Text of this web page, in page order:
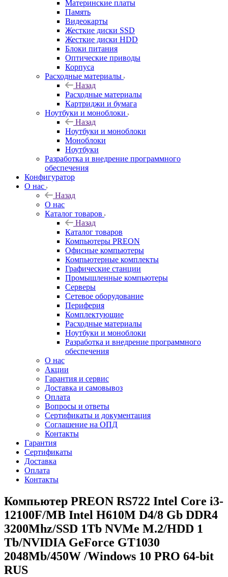
Материнские платы
Память
Видеокарты
Жесткие диски SSD
Жесткие диски HDD
Блоки питания
Оптические приводы
Корпуса
Расходные материалы
Назад
Расходные материалы
Картриджи и бумага
Ноутбуки и моноблоки
Назад
Ноутбуки и моноблоки
Моноблоки
Ноутбуки
Разработка и внедрение программного
обеспечения
Конфигуратор
О нас
Назад
О нас
Каталог товаров
Назад
Каталог товаров
Компьютеры PREON
Офисные компьютеры
Компьютерные комплекты
Графические станции
Промышленные компьютеры
Серверы
Сетевое оборудование
Периферия
Комплектующие
Расходные материалы
Ноутбуки и моноблоки
Разработка и внедрение программного
обеспечения
О нас
Акции
Гарантия и сервис
Доставка и самовывоз
Оплата
Вопросы и ответы
Сертификаты и документация
Соглашение на ОПД
Контакты
Гарантия
Сертификаты
Доставка
Оплата
Контакты
Компьютер PREON RS722 Intel Core i3-
12100F/MB Intel H610M D4/8 Gb DDR4
3200Mhz/SSD 1Tb NVMe M.2/HDD 1
Tb/NVIDIA GeForce GT1030
2048Mb/450W /Windows 10 PRO 64-bit
RUS